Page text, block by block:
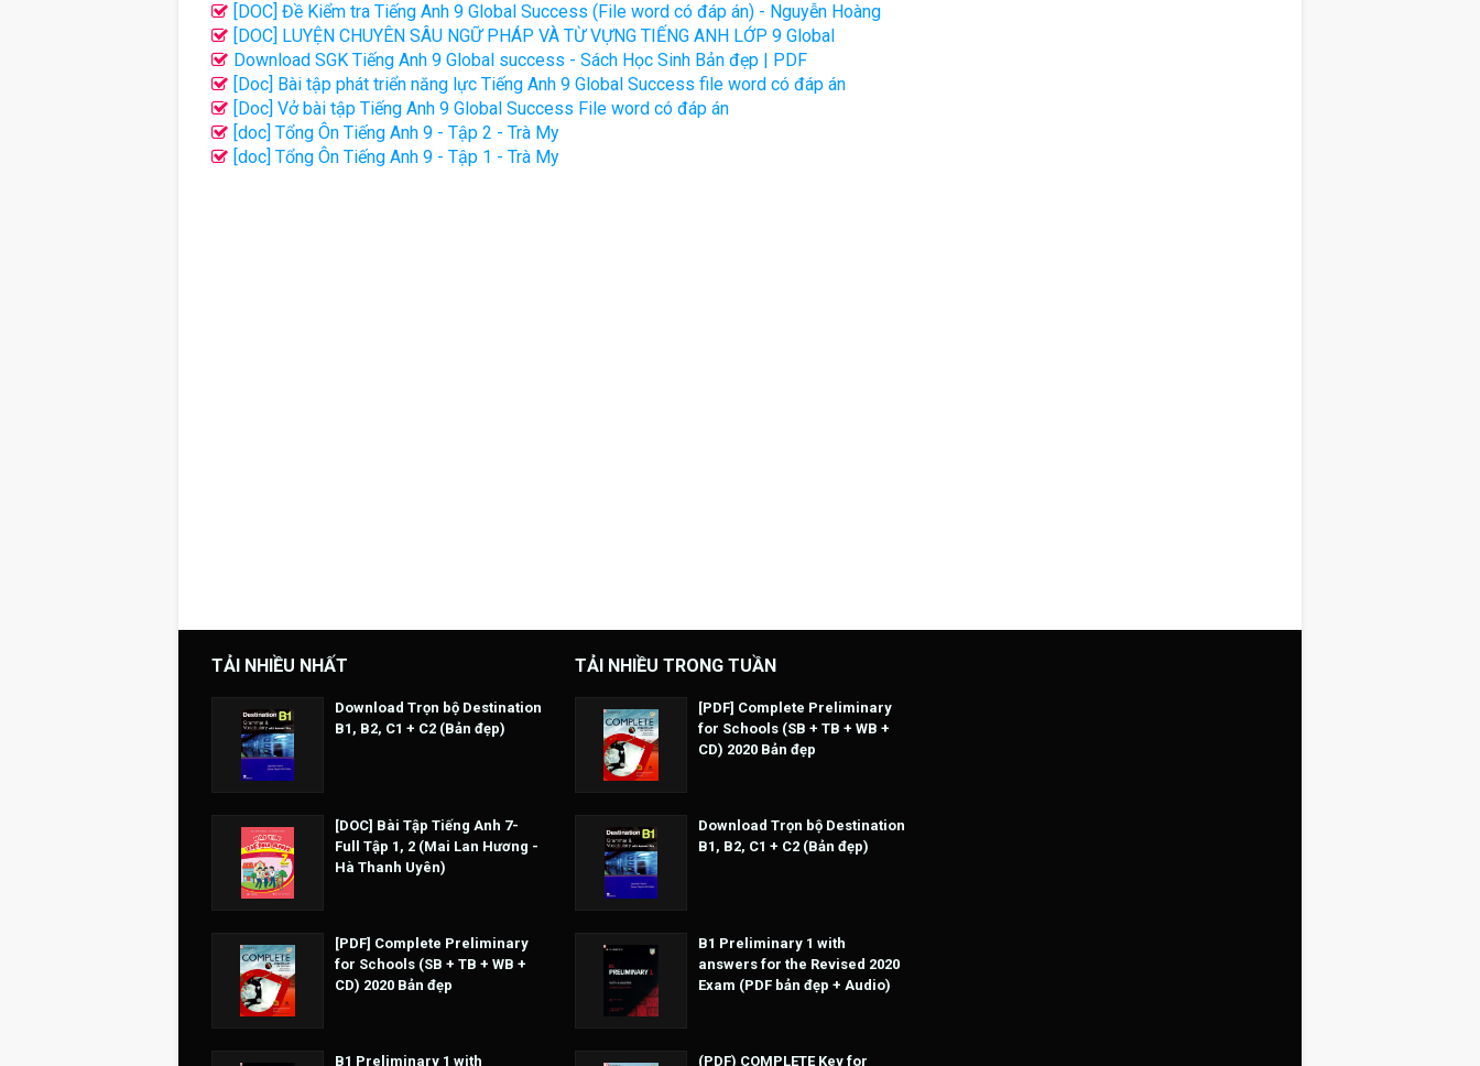
[DOC] Đề Kiểm tra Tiếng Anh 9 Global Success (File word có đáp án) - Nguyễn Hoàng
Thanh Ly[DOC] LUYỆN CHUYÊN SÂU NGỮ PHÁP VÀ TỪ VỰNG TIẾNG ANH LỚP 9 Global
Success - TẬP 1 - ĐẠI LỢI
Download SGK Tiếng Anh 9 Global success - Sách Học Sinh Bản đẹp | PDF
[Doc] Bài tập phát triển năng lực Tiếng Anh 9 Global Success file word có đáp án
[Doc] Vở bài tập Tiếng Anh 9 Global Success File word có đáp án
[doc] Tổng Ôn Tiếng Anh 9 - Tập 2 - Trà My
[doc] Tổng Ôn Tiếng Anh 9 - Tập 1 - Trà My
TẢI NHIỀU NHẤT
Download Trọn bộ Destination
B1, B2, C1 + C2 (Bản đẹp)
[DOC] Bài Tập Tiếng Anh 7-
Full Tập 1, 2 (Mai Lan Hương -
Hà Thanh Uyên)
[PDF] Complete Preliminary
for Schools (SB + TB + WB +
CD) 2020 Bản đẹp
B1 Preliminary 1 with
TẢI NHIỀU TRONG TUẦN
[PDF] Complete Preliminary
for Schools (SB + TB + WB +
CD) 2020 Bản đẹp
Download Trọn bộ Destination
B1, B2, C1 + C2 (Bản đẹp)
B1 Preliminary 1 with
answers for the Revised 2020
Exam (PDF bản đẹp + Audio)
(PDF) COMPLETE Key for